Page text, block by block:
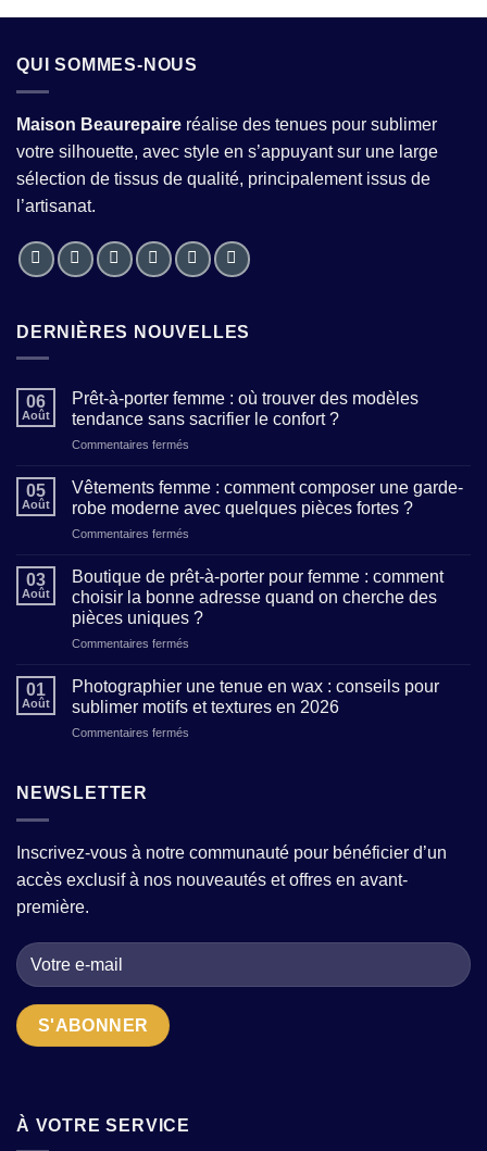
QUI SOMMES-NOUS
Maison Beaurepaire réalise des tenues pour sublimer
votre silhouette, avec style en s’appuyant sur une large
sélection de tissus de qualité, principalement issus de
l’artisanat.
DERNIÈRES NOUVELLES
06
Août
Prêt-à-porter femme : où trouver des modèles
tendance sans sacrifier le confort ?
Commentaires fermés
femme
trouver
des
modèles
tendance
le
confort
05
Août
Vêtements femme : comment composer une garde-
robe moderne avec quelques pièces fortes ?
Commentaires fermés
femme
comment
composer
robe
moderne
avec
03
Août
Boutique de prêt-à-porter pour femme : comment
choisir la bonne adresse quand on cherche des
pièces uniques ?
Commentaires fermés
à-
adresse
01
Août
Photographier une tenue en wax : conseils pour
sublimer motifs et textures en 2026
Commentaires fermés
conseils
pour
2026
NEWSLETTER
Inscrivez-vous à notre communauté pour bénéficier d’un
accès exclusif à nos nouveautés et offres en avant-
première.
À VOTRE SERVICE